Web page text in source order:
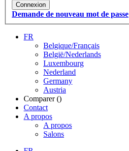
Connexion
Demande de nouveau mot de passe
FR
Belgique/Français
België/Nederlands
Luxembourg
Nederland
Germany
Austria
Comparer ()
Contact
A propos
A propos
Salons